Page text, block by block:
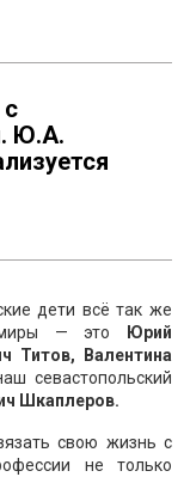
Ю.А.
дети всё так же
— это
Юрий
Титов, Валентина
севастопольский
Шкаплеров.
свою жизнь с
не только